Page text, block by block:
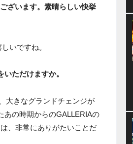
ざいます。素晴らしい快挙
いですね。
ただけますか。
大きなグランドチェンジが
あの時期からのGALLERIAの
、非常にありがたいことだ